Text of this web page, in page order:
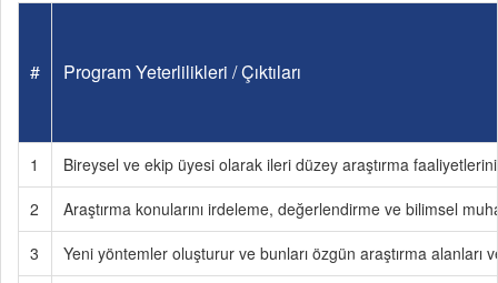
# Program Yeterlilikleri / Çıktıları
1
Bireysel ve ekip üyesi olarak ileri düzey araştırma
2
Araştırma konularını irdeleme, değerlendirme ve bilimsel
3
Yeni yöntemler oluşturur ve bunları özgün araştırma alanları